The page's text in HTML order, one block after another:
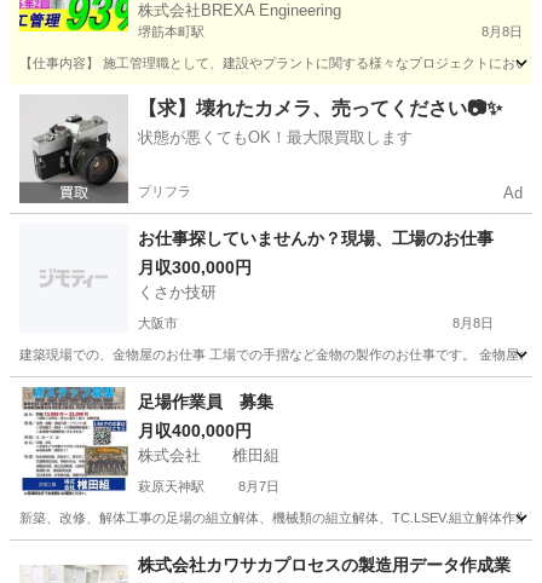
サポート🔰/国家資格が取得できる‼️
株式会社BREXA Engineering
堺筋本町駅 8月8日
【仕事内容】 施工管理職として、建設やプラントに関する様々なプロジェクトにお
堺筋本町駅 施工管理 未経験
【求】壊れたカメラ、売ってください📷✨
状態が悪くてもOK！最大限買取します
プリフラ Ad
お仕事探していませんか？現場、工場のお仕事
月収300,000円
くさか技研
大阪市 8月8日
建築現場での、金物屋のお仕事 工場での手摺など金物の製作のお仕事です。 金物屋
大阪 大阪市 内装職人 未経験
足場作業員 募集
月収400,000円
株式会社 椎田組
萩原天神駅 8月7日
新築、改修、解体工事の足場の組立解体、機械類の組立解体、TC.LSEV.組立解体作
萩原天神駅 鳶職 足場
株式会社カワサカプロセスの製造用データ作成業